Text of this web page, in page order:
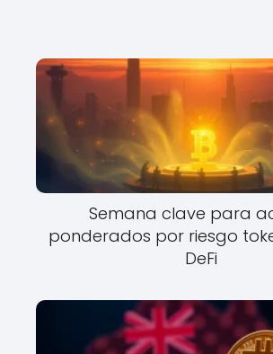
Semana clave para
ponderados por riesgo
DeFi